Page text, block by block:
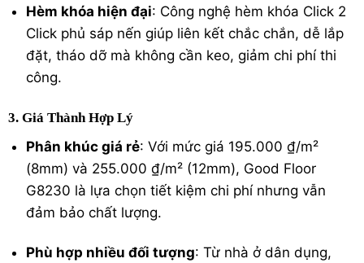
Hèm khóa hiện đại: Công nghệ hèm khóa Click 2
Click phủ sáp nến giúp liên kết chắc chắn, dễ lắp
đặt, tháo dỡ mà không cần keo, giảm chi phí thi
công.
3. Giá Thành Hợp Lý
Phân khúc giá rẻ: Với mức giá 195.000 ₫/m²
(8mm) và 255.000 ₫/m² (12mm), Good Floor
G8230 là lựa chọn tiết kiệm chi phí nhưng vẫn
đảm bảo chất lượng.
Phù hợp nhiều đối tượng: Từ nhà ở dân dụng,